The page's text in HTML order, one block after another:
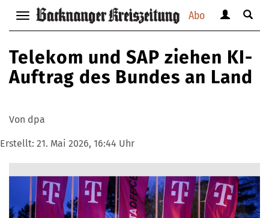
Abo
Navigation
anzeigen
bzw.
verbergen
anzeigen
verbergen
Suche
Telekom und SAP ziehen KI-
Auftrag des Bundes an Land
Von dpa
Erstellt: 21. Mai 2026, 16:44 Uhr